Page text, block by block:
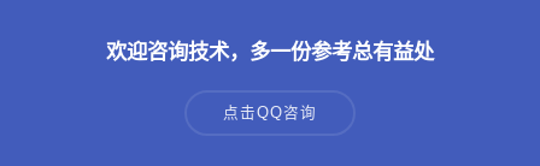
欢迎咨询技术，多一份参考总有益处
点击QQ咨询